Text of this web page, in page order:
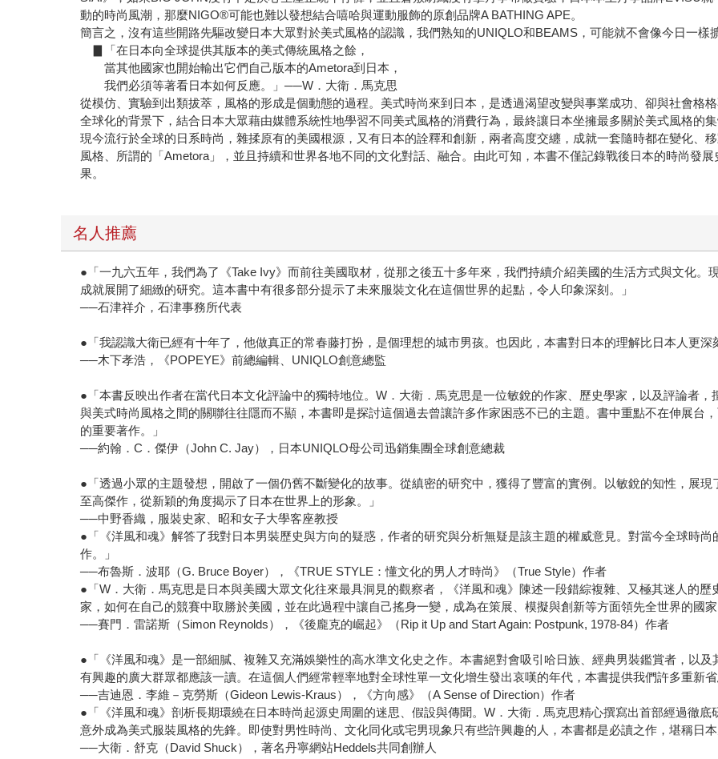
動的時尚風潮，那麼NIGO®可能也難以發想結合嘻哈與運動服飾的原創品牌A BATHING APE。
簡言之，沒有這些開路先驅改變日本大眾對於美式風格的認識，我們熟知的UNIQLO和BEAMS，可能就不會像今日一樣
▊「在日本向全球提供其版本的美式傳統風格之餘，
當其他國家也開始輸出它們自己版本的Ametora到日本，
我們必須等著看日本如何反應。」──W．大衛．馬克思
從模仿、實驗到出類拔萃，風格的形成是個動態的過程。美式時尚來到日本，是透過渴望改變與事業成功、卻與社會格
全球化的背景下，結合日本大眾藉由媒體系統性地學習不同美式風格的消費行為，最終讓日本坐擁最多關於美式風格的
現今流行於全球的日系時尚，雜揉原有的美國根源，又有日本的詮釋和創新，兩者高度交纏，成就一套隨時都在變化、
風格、所謂的「Ametora」，並且持續和世界各地不同的文化對話、融合。由此可知，本書不僅記錄戰後日本的時尚發
果。
名人推薦
●「一九六五年，我們為了《Take Ivy》而前往美國取材，從那之後五十多年來，我們持續介紹美國的生活方式與文化。
成就展開了細緻的研究。這本書中有很多部分提示了未來服裝文化在這個世界的起點，令人印象深刻。」
──石津祥介，石津事務所代表
●「我認識大衛已經有十年了，他做真正的常春藤打扮，是個理想的城市男孩。也因此，本書對日本的理解比日本人更深
──木下孝浩，《POPEYE》前總編輯、UNIQLO創意總監
●「本書反映出作者在當代日本文化評論中的獨特地位。W．大衛．馬克思是一位敏銳的作家、歷史學家，以及評論者
與美式時尚風格之間的關聯往往隱而不顯，本書即是探討這個過去曾讓許多作家困惑不已的主題。書中重點不在伸展台
的重要著作。」
──約翰．C．傑伊（John C. Jay），日本UNIQLO母公司迅銷集團全球創意總裁
●「透過小眾的主題發想，開啟了一個仍舊不斷變化的故事。從縝密的研究中，獲得了豐富的實例。以敏銳的知性，展
至高傑作，從新穎的角度揭示了日本在世界上的形象。」
──中野香織，服裝史家、昭和女子大學客座教授
●「《洋風和魂》解答了我對日本男裝歷史與方向的疑惑，作者的研究與分析無疑是該主題的權威意見。對當今全球時
作。」
──布魯斯．波耶（G. Bruce Boyer），《TRUE STYLE：懂文化的男人才時尚》（True Style）作者
●「W．大衛．馬克思是日本與美國大眾文化往來最具洞見的觀察者，《洋風和魂》陳述一段錯綜複雜、又極其迷人的
家，如何在自己的競賽中取勝於美國，並在此過程中讓自己搖身一變，成為在策展、模擬與創新等方面領先全世界的國
──賽門．雷諾斯（Simon Reynolds），《後龐克的崛起》（Rip it Up and Start Again: Postpunk, 1978-84）作者
●「《洋風和魂》是一部細膩、複雜又充滿娛樂性的高水準文化史之作。本書絕對會吸引哈日族、經典男裝鑑賞者，以
有興趣的廣大群眾都應該一讀。在這個人們經常輕率地對全球性單一文化增生發出哀嘆的年代，本書提供我們許多重新
──吉迪恩．李維－克勞斯（Gideon Lewis-Kraus），《方向感》（A Sense of Direction）作者
●「《洋風和魂》剖析長期環繞在日本時尚起源史周圍的迷思、假設與傳聞。W．大衛．馬克思精心撰寫出首部經過徹
意外成為美式服裝風格的先鋒。即使對男性時尚、文化同化或宅男現象只有些許興趣的人，本書都是必讀之作，堪稱日
──大衛．舒克（David Shuck），著名丹寧網站Heddels共同創辦人